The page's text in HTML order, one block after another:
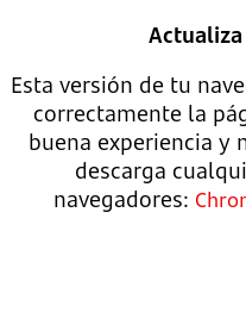
Esta versión de tu
correctamente la
buena experiencia y
descarga
navegadores: